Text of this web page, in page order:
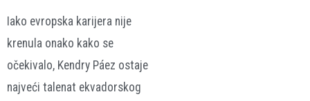
Iako evropska karijera nije
krenula onako kako se
očekivalo, Kendry Páez ostaje
najveći talenat ekvadorskog